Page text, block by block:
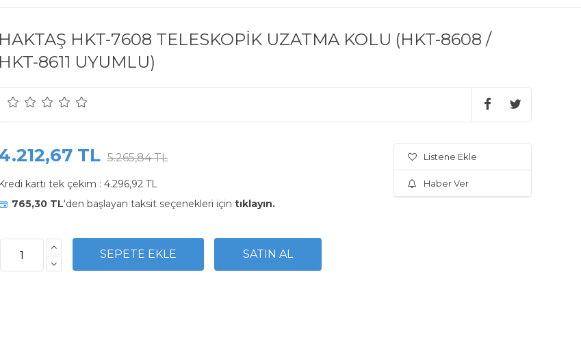
HAKTAŞ HKT-7608 TELESKOPİK UZATMA KOLU (HKT-8608 /
HKT-8611 UYUMLU)
TL 5.265,84 TL
Kredi kartı tek çekim : 4.296,92 TL
765,30 TL'den başlayan taksit seçenekleri için tıklayın.
Listene Ekle
Haber Ver